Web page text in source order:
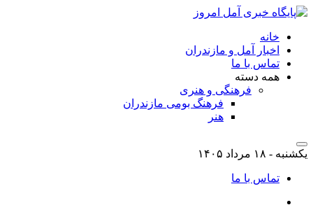
خانه
اخبار آمل و مازندران
تماس با ما
همه دسته
فرهنگی و هنری
فرهنگ بومی مازندران
هنر
یکشنبه - ۱۸ مرداد ۱۴۰۵
تماس با ما